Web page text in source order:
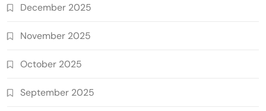
December 2025
November 2025
October 2025
September 2025